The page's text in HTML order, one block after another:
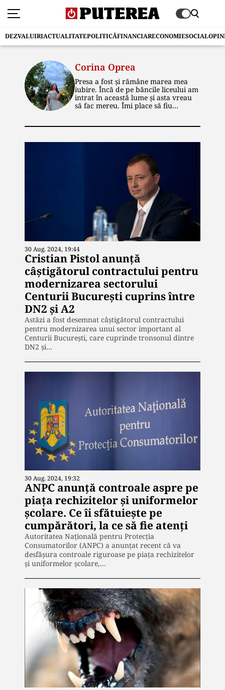
DEZVALUIRIACTUALITATEPOLITICĂFINANCIARECONOMIESOCIAL
Corina Oprea
Presa a fost și rămâne marea mea
iubire. Încă de pe băncile liceului am
intrat în această lume și asta vreau
să fac mereu. Îmi place să fiu
celorlalți. Mondenul m-a fascinat la
descopăr mai mult pe zi ce trece.
30 Aug. 2024, 19:44
Cristian Pistol anunță
câștigătorul contractului pentru
modernizarea sectorului
Centurii București cuprins între
DN2 și A2
Astăzi a fost desemnat câștigătorul contractului
pentru modernizarea unui sector important al
Centurii București, care cuprinde tronsonul dintre
DN2 și…
30 Aug. 2024, 19:32
ANPC anunță controale aspre pe
piaţa rechizitelor şi uniformelor
şcolare. Ce îi sfătuiește pe
cumpărători, la ce să fie atenți
Autoritatea Națională pentru Protecția
Consumatorilor (ANPC) a anunțat recent că va
desfășura controale riguroase pe piața rechizitelor
și uniformelor școlare,…